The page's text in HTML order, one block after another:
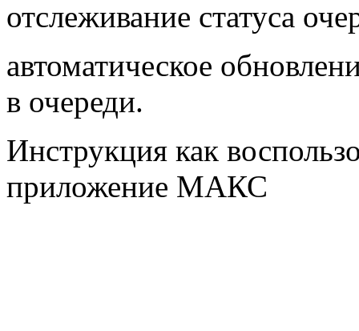
отслеживание статуса
автоматическое
в очереди.
Инструкция как
приложение МАКС